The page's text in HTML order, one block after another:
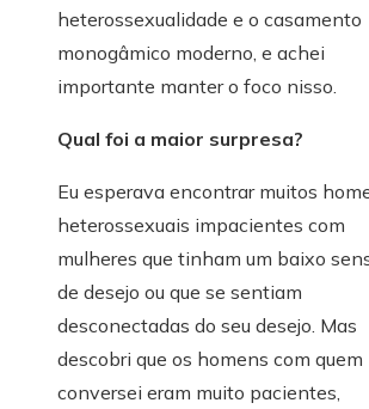
heterossexualidade e o casamento
monogâmico moderno, e achei
importante manter o foco nisso.
Qual foi a maior surpresa?
Eu esperava encontrar muitos
heterossexuais impacientes com
mulheres que tinham um baixo
de desejo ou que se sentiam
desconectadas do seu desejo. Mas
descobri que os homens com quem
conversei eram muito pacientes,